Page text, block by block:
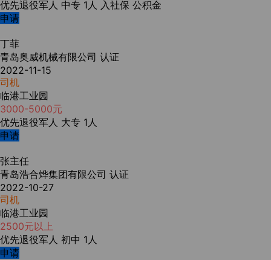
优先退役军人 中专 1人 入社保 公积金
申请
丁菲
青岛奥威机械有限公司 认证
2022-11-15
司机
临港工业园
3000-5000元
优先退役军人 大专 1人
申请
张主任
青岛浩合烨集团有限公司 认证
2022-10-27
司机
临港工业园
2500元以上
优先退役军人 初中 1人
申请